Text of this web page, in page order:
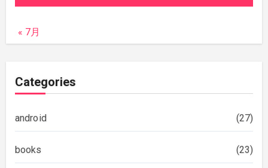
« 7月
Categories
android (27)
books (23)